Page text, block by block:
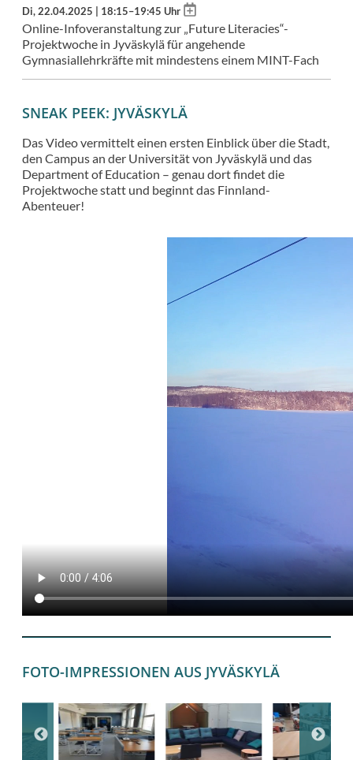
Di, 22.04.2025 | 18:15–19:45 Uhr Add
to
calendar
Online-Infoveranstaltung zur „Future Literacies“-
Projektwoche in Jyväskylä für angehende
Gymnasiallehrkräfte mit mindestens einem MINT-Fach
SNEAK PEEK: JYVÄSKYLÄ
Das Video vermittelt einen ersten Einblick über die Stadt,
den Campus an der Universität von Jyväskylä und das
Department of Education – genau dort findet die
Projektwoche statt und beginnt das Finnland-
Abenteuer!
FOTO-IMPRESSIONEN AUS JYVÄSKYLÄ